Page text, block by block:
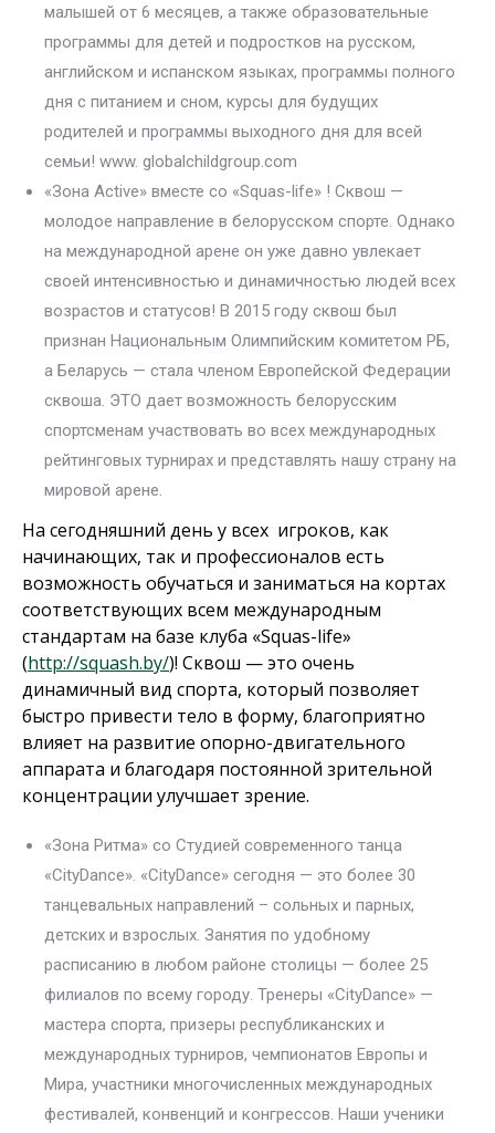
малышей от 6 месяцев, а также образовательные
программы для детей и подростков на русском,
английском и испанском языках, программы полного
дня с питанием и сном, курсы для будущих
родителей и программы выходного дня для всей
семьи! www. globalchildgroup.com
«Зона Active» вместе со «Squas-life» ! Сквош —
молодое направление в белорусском спорте. Однако
на международной арене он уже давно увлекает
своей интенсивностью и динамичностью людей всех
возрастов и статусов! В 2015 году сквош был
признан Национальным Олимпийским комитетом РБ,
а Беларусь — стала членом Европейской Федерации
сквоша. ЭТО дает возможность белорусским
спортсменам участвовать во всех международных
рейтинговых турнирах и представлять нашу страну на
мировой арене.
На сегодняшний день у всех игроков, как
начинающих, так и профессионалов есть
возможность обучаться и заниматься на кортах
соответствующих всем международным
стандартам на базе клуба «Squas-life»
(http://squash.by/)! Сквош — это очень
динамичный вид спорта, который позволяет
быстро привести тело в форму, благоприятно
влияет на развитие опорно-двигательного
аппарата и благодаря постоянной зрительной
концентрации улучшает зрение.
«Зона Ритма» со Студией современного танца
«CityDance». «CityDance» сегодня — это более 30
танцевальных направлений – сольных и парных,
детских и взрослых. Занятия по удобному
расписанию в любом районе столицы — более 25
филиалов по всему городу. Тренеры «CityDance» —
мастера спорта, призеры республиканских и
международных турниров, чемпионатов Европы и
Мира, участники многочисленных международных
фестивалей, конвенций и конгрессов. Наши ученики